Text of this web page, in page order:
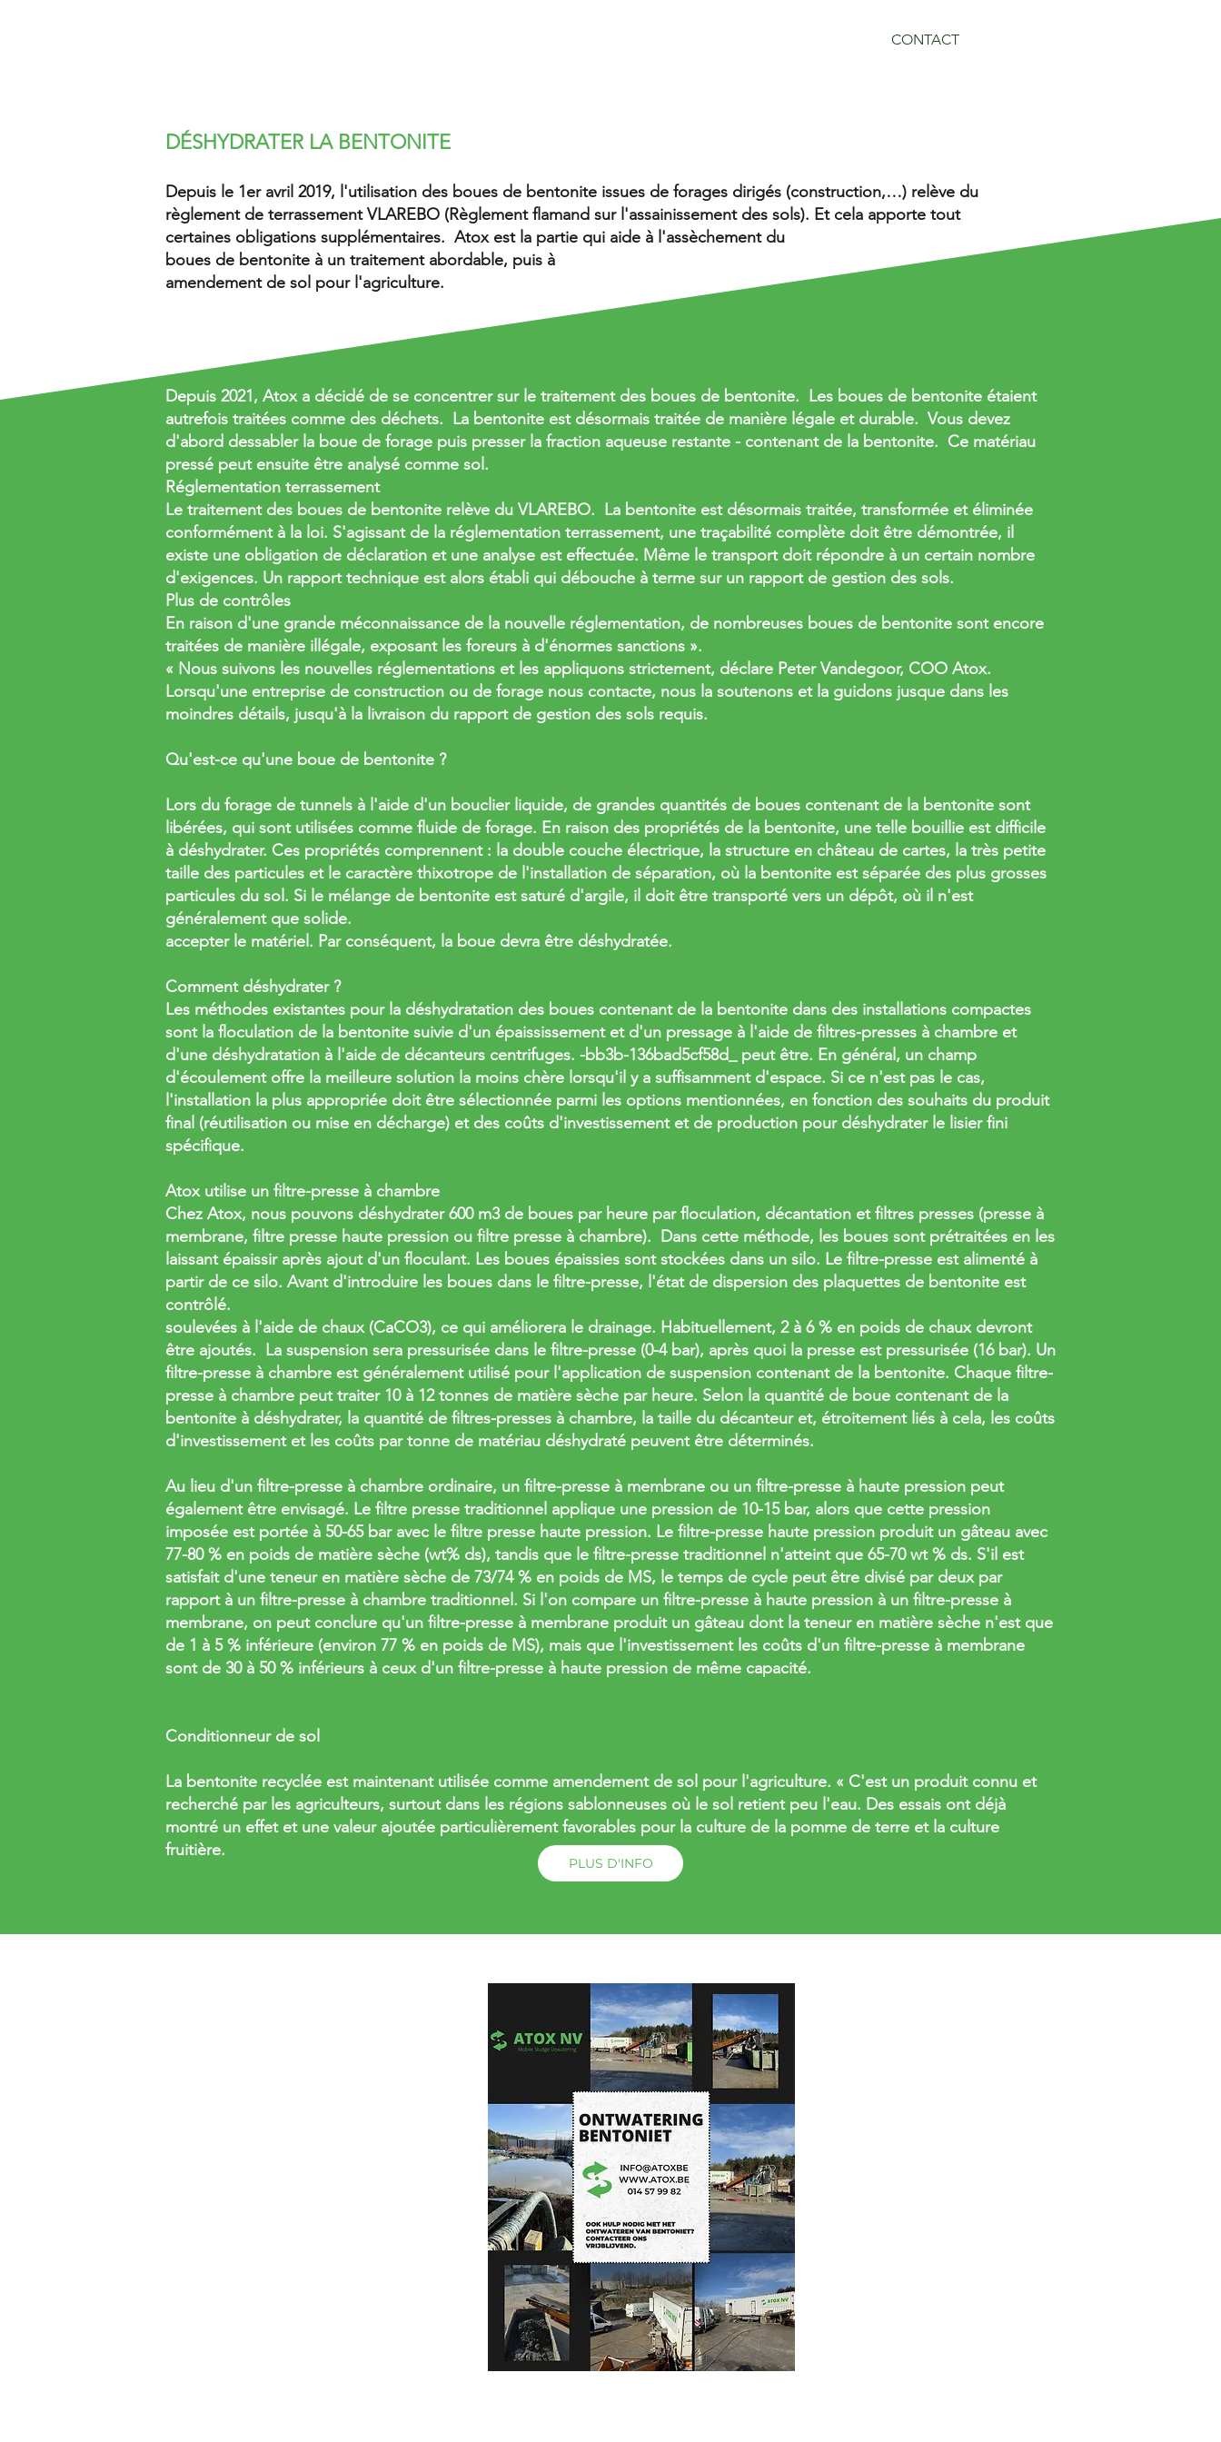
CONTACT
DÉSHYDRATER LA BENTONITE
PLUS D'INFO
Depuis le 1er avril 2019, l'utilisation des boues de bentonite issues de forages dirigés (construction,…) relève du
règlement de terrassement VLAREBO (Règlement flamand sur l'assainissement des sols). Et cela apporte tout
certaines obligations supplémentaires. Atox est la partie qui aide à l'assèchement du
boues de bentonite à un traitement abordable, puis à
amendement de sol pour l'agriculture.
Depuis 2021, Atox a décidé de se concentrer sur le traitement des boues de bentonite. Les boues de bentonite étaient
autrefois traitées comme des déchets. La bentonite est désormais traitée de manière légale et durable. Vous devez
d'abord dessabler la boue de forage puis presser la fraction aqueuse restante - contenant de la bentonite. Ce matériau
pressé peut ensuite être analysé comme sol.
Réglementation terrassement
Le traitement des boues de bentonite relève du VLAREBO. La bentonite est désormais traitée, transformée et éliminée
conformément à la loi. S'agissant de la réglementation terrassement, une traçabilité complète doit être démontrée, il
existe une obligation de déclaration et une analyse est effectuée. Même le transport doit répondre à un certain nombre
d'exigences. Un rapport technique est alors établi qui débouche à terme sur un rapport de gestion des sols.
Plus de contrôles
En raison d'une grande méconnaissance de la nouvelle réglementation, de nombreuses boues de bentonite sont encore
traitées de manière illégale, exposant les foreurs à d'énormes sanctions ».
« Nous suivons les nouvelles réglementations et les appliquons strictement, déclare Peter Vandegoor, COO Atox.
Lorsqu'une entreprise de construction ou de forage nous contacte, nous la soutenons et la guidons jusque dans les
moindres détails, jusqu'à la livraison du rapport de gestion des sols requis.
Qu'est-ce qu'une boue de bentonite ?
Lors du forage de tunnels à l'aide d'un bouclier liquide, de grandes quantités de boues contenant de la bentonite sont
libérées, qui sont utilisées comme fluide de forage. En raison des propriétés de la bentonite, une telle bouillie est difficile
à déshydrater. Ces propriétés comprennent : la double couche électrique, la structure en château de cartes, la très petite
taille des particules et le caractère thixotrope de l'installation de séparation, où la bentonite est séparée des plus grosses
particules du sol. Si le mélange de bentonite est saturé d'argile, il doit être transporté vers un dépôt, où il n'est
généralement que solide.
accepter le matériel. Par conséquent, la boue devra être déshydratée.
Comment déshydrater ?
Les méthodes existantes pour la déshydratation des boues contenant de la bentonite dans des installations compactes
sont la floculation de la bentonite suivie d'un épaississement et d'un pressage à l'aide de filtres-presses à chambre et
d'une déshydratation à l'aide de décanteurs centrifuges. -bb3b-136bad5cf58d_ peut être. En général, un champ
d'écoulement offre la meilleure solution la moins chère lorsqu'il y a suffisamment d'espace. Si ce n'est pas le cas,
l'installation la plus appropriée doit être sélectionnée parmi les options mentionnées, en fonction des souhaits du produit
final (réutilisation ou mise en décharge) et des coûts d'investissement et de production pour déshydrater le lisier fini
spécifique.
Atox utilise un filtre-presse à chambre
Chez Atox, nous pouvons déshydrater 600 m3 de boues par heure par floculation, décantation et filtres presses (presse à
membrane, filtre presse haute pression ou filtre presse à chambre). Dans cette méthode, les boues sont prétraitées en les
laissant épaissir après ajout d'un floculant. Les boues épaissies sont stockées dans un silo. Le filtre-presse est alimenté à
partir de ce silo. Avant d'introduire les boues dans le filtre-presse, l'état de dispersion des plaquettes de bentonite est
contrôlé.
soulevées à l'aide de chaux (CaCO3), ce qui améliorera le drainage. Habituellement, 2 à 6 % en poids de chaux devront
être ajoutés. La suspension sera pressurisée dans le filtre-presse (0-4 bar), après quoi la presse est pressurisée (16 bar). Un
filtre-presse à chambre est généralement utilisé pour l'application de suspension contenant de la bentonite. Chaque filtre-
presse à chambre peut traiter 10 à 12 tonnes de matière sèche par heure. Selon la quantité de boue contenant de la
bentonite à déshydrater, la quantité de filtres-presses à chambre, la taille du décanteur et, étroitement liés à cela, les coûts
d'investissement et les coûts par tonne de matériau déshydraté peuvent être déterminés.
Au lieu d'un filtre-presse à chambre ordinaire, un filtre-presse à membrane ou un filtre-presse à haute pression peut
également être envisagé. Le filtre presse traditionnel applique une pression de 10-15 bar, alors que cette pression
imposée est portée à 50-65 bar avec le filtre presse haute pression. Le filtre-presse haute pression produit un gâteau avec
77-80 % en poids de matière sèche (wt% ds), tandis que le filtre-presse traditionnel n'atteint que 65-70 wt % ds. S'il est
satisfait d'une teneur en matière sèche de 73/74 % en poids de MS, le temps de cycle peut être divisé par deux par
rapport à un filtre-presse à chambre traditionnel. Si l'on compare un filtre-presse à haute pression à un filtre-presse à
membrane, on peut conclure qu'un filtre-presse à membrane produit un gâteau dont la teneur en matière sèche n'est que
de 1 à 5 % inférieure (environ 77 % en poids de MS), mais que l'investissement les coûts d'un filtre-presse à membrane
sont de 30 à 50 % inférieurs à ceux d'un filtre-presse à haute pression de même capacité.
Conditionneur de sol
La bentonite recyclée est maintenant utilisée comme amendement de sol pour l'agriculture. « C'est un produit connu et
recherché par les agriculteurs, surtout dans les régions sablonneuses où le sol retient peu l'eau. Des essais ont déjà
montré un effet et une valeur ajoutée particulièrement favorables pour la culture de la pomme de terre et la culture
fruitière.